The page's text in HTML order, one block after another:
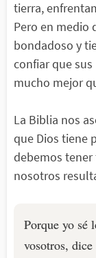
tierra,
Pero en medio
bondadoso y
confiar que
mucho mejor
La Biblia nos
que Dios tiene
debemos tener
nosotros
Porque yo sé
vosotros,